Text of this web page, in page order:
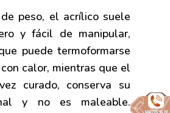
peso, el acrílico suele
y fácil de manipular,
puede termoformarse
calor, mientras que el
curado, conserva su
y no es maleable.